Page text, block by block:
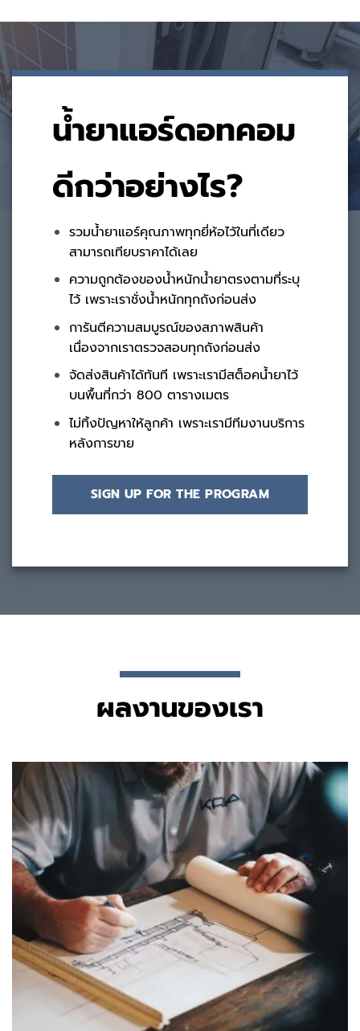
น้ำยาแอร์ดอทคอม
ดีกว่าอย่างไร?
รวมน้ำยาแอร์คุณภาพทุกยี่ห้อไว้ในที่เดียว
สามารถเทียบราคาได้เลย
ความถูกต้องของน้ำหนักน้ำยาตรงตามที่ระบุ
ไว้ เพราะเราชั่งน้ำหนักทุกถังก่อนส่ง
การันตีความสมบูรณ์ของสภาพสินค้า
เนื่องจากเราตรวจสอบทุกถังก่อนส่ง
จัดส่งสินค้าได้ทันที เพราะเรามีสต็อคน้ำยาไว้
บนพื้นที่กว่า 800 ตารางเมตร
ไม่ทิ้งปัญหาให้ลูกค้า เพราะเรามีทีมงานบริการ
หลังการขาย
SIGN UP FOR THE PROGRAM
ผลงานของเรา